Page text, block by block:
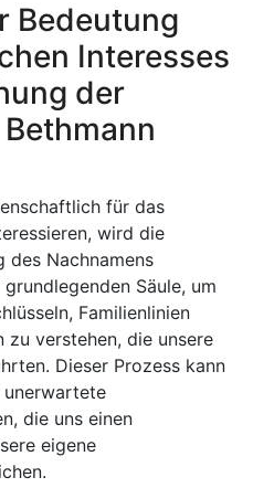
Bedeutung
Interesses
der
für das
wird die
des Nachnamens
Säule, um
Familienlinien
zu verstehen, die unsere
Dieser Prozess kann
unerwartete
die uns einen
eigene